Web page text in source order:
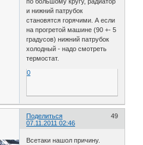
и нижний патрубок
становятся горячими. А если
на прогретой машине (90 +- 5
градусов) нижний патрубок
холодный - надо смотреть
термостат.
0
Поделиться
49
07.11.2011 02:46
Всетаки нашол причину.